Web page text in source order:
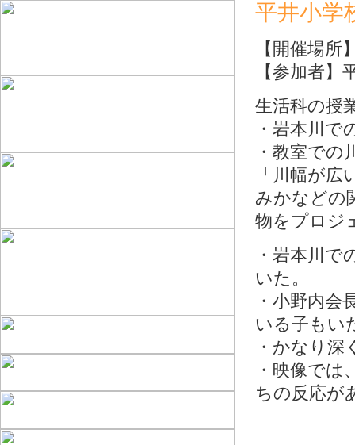
平井小
【開催場所
【参加者】
生活科の授
・岩本川で
・教室での
「川幅が
みかなどの
物をプロジ
・岩本川
いた。
・小野内
いる子もい
・かなり
・映像で
ちの反応が